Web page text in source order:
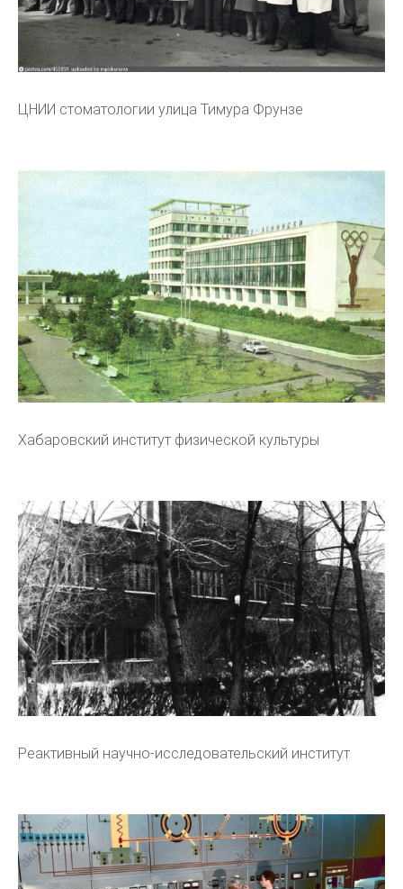
ЦНИИ стоматологии улица Тимура Фрунзе
Хабаровский институт физической культуры
Реактивный научно-исследовательский институт